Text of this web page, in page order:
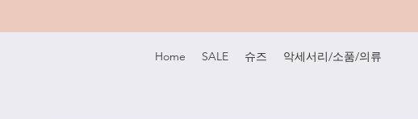
Home SALE 슈즈 악세서리/소품/의류